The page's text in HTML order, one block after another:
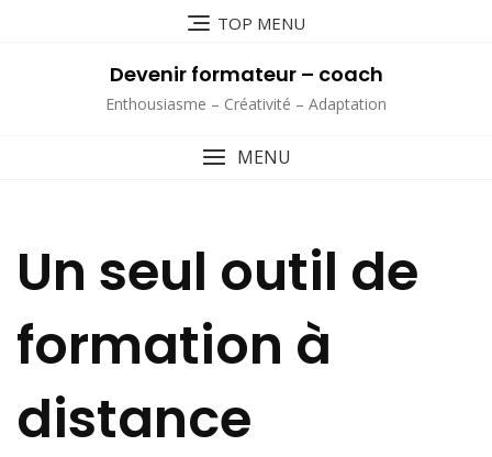
TOP MENU
Devenir formateur – coach
Enthousiasme – Créativité – Adaptation
MENU
Un seul outil de
formation à
distance